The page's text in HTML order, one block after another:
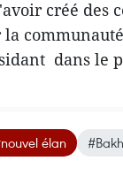
créé des
dans le
élan